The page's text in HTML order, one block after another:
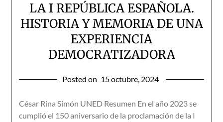
LA I REPÚBLICA ESPAÑOLA.
HISTORIA Y MEMORIA DE UNA
EXPERIENCIA
DEMOCRATIZADORA
Posted on 15 octubre, 2024
César Rina Simón UNED Resumen En el año 2023 se
cumplió el 150 aniversario de la proclamación de la I